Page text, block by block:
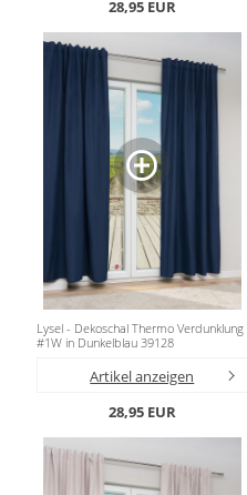
28,95 EUR
Lysel - Dekoschal Thermo Verdunklung
#1W in Dunkelblau 39128
Artikel anzeigen
28,95 EUR